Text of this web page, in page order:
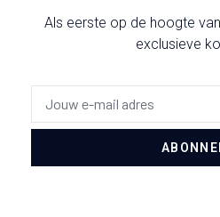
Als eerste op de hoogte
exclusieve